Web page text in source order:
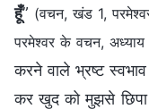
हूँ” (वचन, खंड 1,
परमेश्वर के वचन,
करने वाले भ्रष्ट स्वभाव
कर खुद को मुझसे